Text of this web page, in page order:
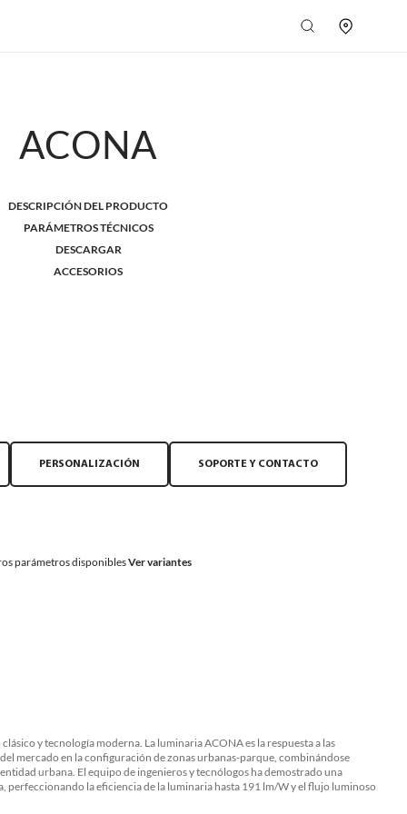
ACONA
DESCRIPCIÓN DEL PRODUCTO
PARÁMETROS TÉCNICOS
DESCARGAR
ACCESORIOS
PERSONALIZACIÓN SOPORTE Y CONTACTO
parámetros disponiblesVer variantes
y tecnología moderna. La luminaria ACONA es la respuesta a las
mercado en la configuración de zonas urbanas-parque, combinándose
urbana. El equipo de ingenieros y tecnólogos ha demostrado una
perfeccionando la eficiencia de la luminaria hasta 191 lm/W y el flujo luminoso